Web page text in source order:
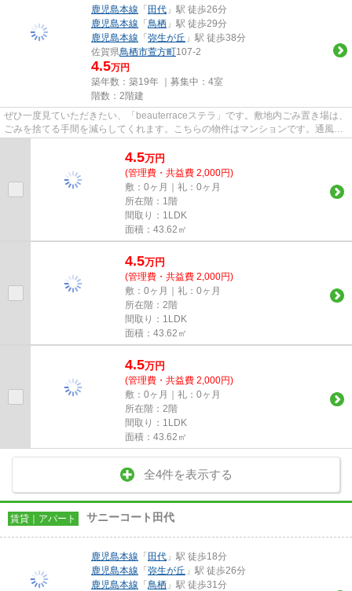
鹿児島本線 「田代 」駅 徒歩26分
鹿児島本線 「鳥栖 」駅 徒歩29分
鹿児島本線 「弥生が丘 」駅 徒歩38分
佐賀県鳥栖市萱方町107-2
4.5万円
築年数：築19年 ｜募集中： 4室
階数：2階建
ぜひ一度見ていただきたい、「beauterraceステラ」です。敷地内ごみ置き場は、
ごみを捨てる手間を減らしてくれます。こちらの物件はマンションです。通風シ
ステムが整った、住環境の良...
4.5万円
(管理費・共益費 2,000円)
敷：0ヶ月｜礼：0ヶ月
所在階：1階
間取り：1LDK
面積：43.62㎡
4.5万円
(管理費・共益費 2,000円)
敷：0ヶ月｜礼：0ヶ月
所在階：2階
間取り：1LDK
面積：43.62㎡
4.5万円
(管理費・共益費 2,000円)
敷：0ヶ月｜礼：0ヶ月
所在階：2階
間取り：1LDK
面積：43.62㎡
全4件を表示する
賃貸｜アパート サニーコート田代
鹿児島本線 「田代 」駅 徒歩18分
鹿児島本線 「弥生が丘 」駅 徒歩26分
鹿児島本線 「鳥栖 」駅 徒歩31分